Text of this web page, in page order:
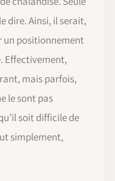
dire. Ainsi, il serait,
un positionnement
Effectivement,
mais parfois,
le sont pas
soit difficile de
simplement,